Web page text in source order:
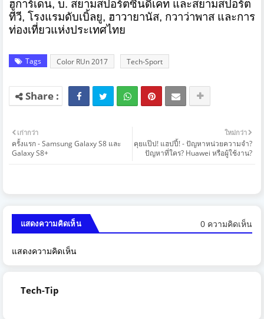
ฮูการ์เดน, บ. สยามสปอร์ตซินดิเคท และสยามสปอร์ต
ทีวี, โรงแรมดับเบิ้ลยู, ฮาวายานัส, กวาว่าพาส และการ
ท่องเที่ยวแห่งประเทศไทย
Tags Color RUn 2017 Tech-Sport
ใหม่กว่า
คุยแป๊ป! แฮปปี้! - ปัญหาหน่วยความจำ?
ปัญหาที่ใคร? Huawei หรือผู้ใช้งาน?
เก่ากว่า
ครั้งแรก - Samsung Galaxy S8 และ
Galaxy S8+
แสดงความคิดเห็น 0 ความคิดเห็น
แสดงความคิดเห็น
Tech-Tip